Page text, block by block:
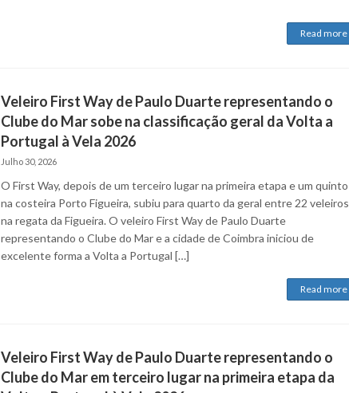
Read more
Veleiro First Way de Paulo Duarte representando o
Clube do Mar sobe na classificação geral da Volta a
Portugal à Vela 2026
Julho 30, 2026
O First Way, depois de um terceiro lugar na primeira etapa e um quinto
na costeira Porto Figueira, subiu para quarto da geral entre 22 veleiros
na regata da Figueira. O veleiro First Way de Paulo Duarte
representando o Clube do Mar e a cidade de Coimbra iniciou de
excelente forma a Volta a Portugal […]
Read more
Veleiro First Way de Paulo Duarte representando o
Clube do Mar em terceiro lugar na primeira etapa da